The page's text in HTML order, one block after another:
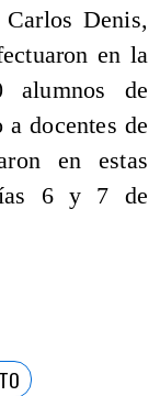
Denis,
en la
de
a docentes de
en estas
6 y 7 de